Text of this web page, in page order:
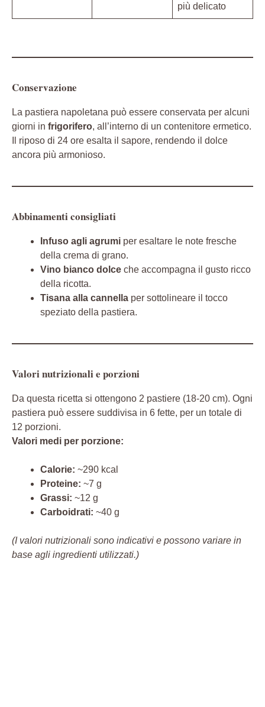
più delicato
Conservazione
La pastiera napoletana può essere conservata per alcuni
giorni in frigorifero, all’interno di un contenitore ermetico.
Il riposo di 24 ore esalta il sapore, rendendo il dolce
ancora più armonioso.
Abbinamenti consigliati
Infuso agli agrumi per esaltare le note fresche
della crema di grano.
Vino bianco dolce che accompagna il gusto ricco
della ricotta.
Tisana alla cannella per sottolineare il tocco
speziato della pastiera.
Valori nutrizionali e porzioni
Da questa ricetta si ottengono 2 pastiere (18-20 cm). Ogni
pastiera può essere suddivisa in 6 fette, per un totale di
12 porzioni.
Valori medi per porzione:
Calorie: ~290 kcal
Proteine: ~7 g
Grassi: ~12 g
Carboidrati: ~40 g
(I valori nutrizionali sono indicativi e possono variare in
base agli ingredienti utilizzati.)